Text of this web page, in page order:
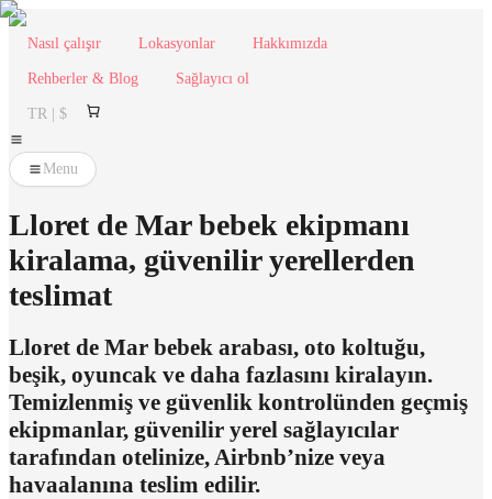
Nasıl çalışır Lokasyonlar Hakkımızda
Rehberler & Blog Sağlayıcı ol
TR | $
Menu
Lloret de Mar bebek ekipmanı
kiralama, güvenilir yerellerden
teslimat
Lloret de Mar bebek arabası, oto koltuğu,
beşik, oyuncak ve daha fazlasını kiralayın.
Temizlenmiş ve güvenlik kontrolünden geçmiş
ekipmanlar, güvenilir yerel sağlayıcılar
tarafından otelinize, Airbnb’nize veya
havaalanına teslim edilir.